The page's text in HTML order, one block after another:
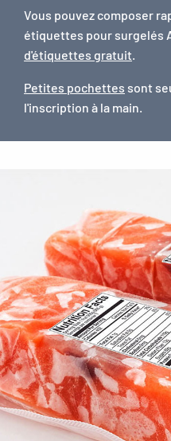
Vous pouvez composer
étiquettes pour surgelés
d'étiquettes gratuit.
Petites pochettes sont
l'inscription à la main.